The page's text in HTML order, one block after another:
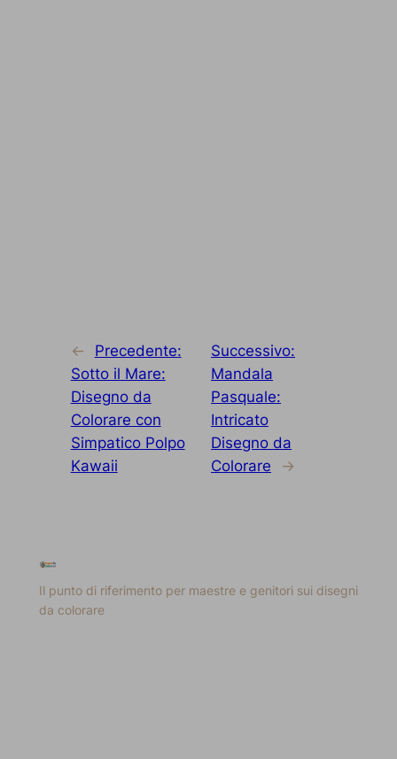
←
Precedente:
Sotto il Mare:
Disegno da
Colorare con
Simpatico Polpo
Kawaii
Successivo:
Mandala
Pasquale:
Intricato
Disegno da
Colorare
→
Il punto di riferimento per maestre e genitori sui disegni
da colorare